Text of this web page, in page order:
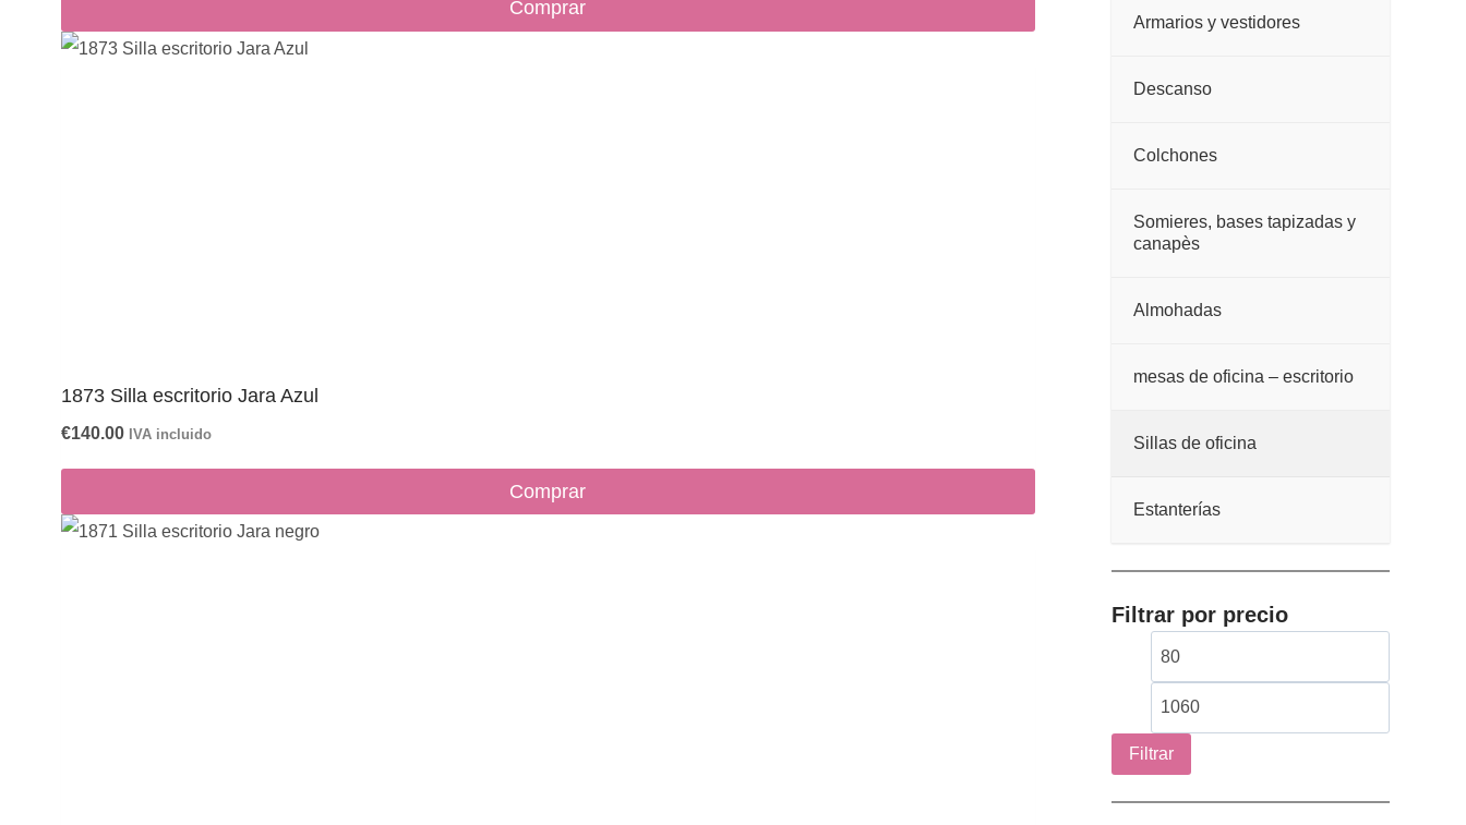
Comprar
1873 Silla escritorio Jara Azul
€140.00 IVA incluido
Comprar
Armarios y vestidores
Descanso
Colchones
Somieres, bases tapizadas y
canapès
Almohadas
mesas de oficina – escritorio
Sillas de oficina
Estanterías
Filtrar por precio
Precio
mínimo máximo
Filtrar